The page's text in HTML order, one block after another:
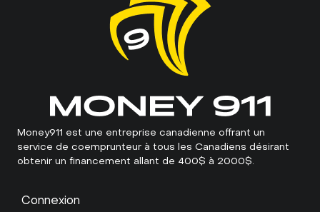
Money911 est une entreprise canadienne offrant un
service de coemprunteur à tous les Canadiens désirant
obtenir un financement allant de 400$ à 2000$.
Connexion